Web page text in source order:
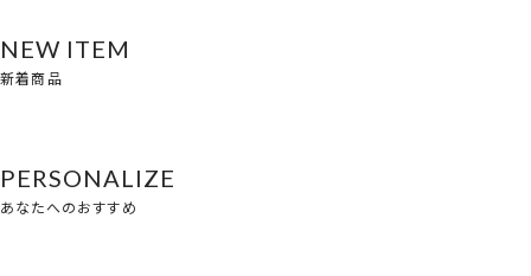
NEW ITEM
新着商品
PERSONALIZE
あなたへのおすすめ